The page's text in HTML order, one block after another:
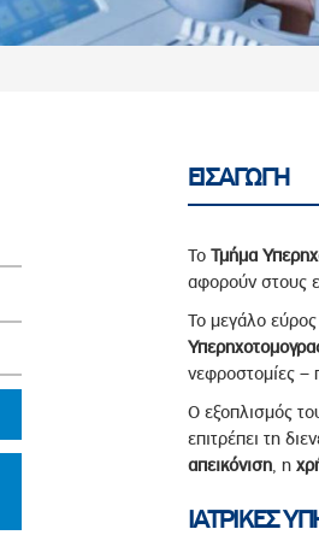
Προσλήψεων Προσωπικού,
Ασφάλειας Πληροφοριών
Επιτροπής Αποδοχών -
Εσωτερικού Ελέγχου Κανονισμός
Βιώσιμης Ανάπτυξης 2023
Βιώσιμης Ανάπτυξης 2024
Δέουσας Επιμέλειας Τρίτων Μερών
Αναγνώρισης Προστασίας και
Ετήσια Έκθεση
ΕΙΣΑΓΩΓΗ
Το Τμήμα
αφορούν στους
Το μεγάλο
νεφροστομίες
Ο εξοπλισμός
επιτρέπει τη
απεικόνιση, η
ΙΑΤΡΙΚΕΣ